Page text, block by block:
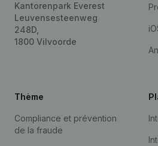
Kantorenpark Everest
Leuvensesteenweg
248D,
1800 Vilvoorde
Thème
Compliance et prévention
de la fraude